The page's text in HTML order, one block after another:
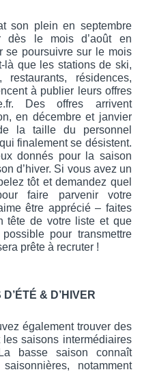
son plein en septembre
dès le mois d’août en
se poursuivre sur le mois
là que les stations de ski,
résidences,
à publier leurs offres
Des offres arrivent
en décembre et janvier
la taille du personnel
finalement se désistent.
donnés pour la saison
d’hiver. Si vous avez un
tôt et demandez quel
faire parvenir votre
être apprécié – faites
tête de votre liste et que
pour transmettre
prête à recruter !
& D’HIVER
également trouver des
saisons intermédiaires
basse saison connaît
notamment